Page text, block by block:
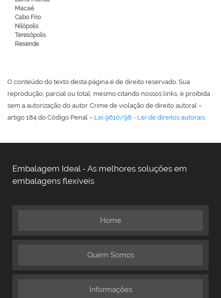
Macaé
Cabo Frio
Nilópolis
Teresópolis
Resende
O conteúdo do texto desta página é de direito reservado. Sua
reprodução, parcial ou total, mesmo citando nossos links, é proibida
sem a autorização do autor. Crime de violação de direito autoral –
artigo 184 do Código Penal – Lei 9610/98 - Lei de direitos autorais.
Embalagem Ideal - As melhores soluções em
embalagens flexíveis
Home
Quem Somos
Informações